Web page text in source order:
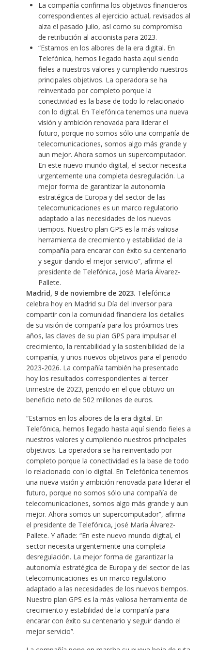
La compañía confirma los objetivos financieros
correspondientes al ejercicio actual, revisados al
alza el pasado julio, así como su compromiso
de retribución al accionista para 2023.
“Estamos en los albores de la era digital. En
Telefónica, hemos llegado hasta aquí siendo
fieles a nuestros valores y cumpliendo nuestros
principales objetivos. La operadora se ha
reinventado por completo porque la
conectividad es la base de todo lo relacionado
con lo digital. En Telefónica tenemos una nueva
visión y ambición renovada para liderar el
futuro, porque no somos sólo una compañía de
telecomunicaciones, somos algo más grande y
aun mejor. Ahora somos un supercomputador.
En este nuevo mundo digital, el sector necesita
urgentemente una completa desregulación. La
mejor forma de garantizar la autonomía
estratégica de Europa y del sector de las
telecomunicaciones es un marco regulatorio
adaptado a las necesidades de los nuevos
tiempos. Nuestro plan GPS es la más valiosa
herramienta de crecimiento y estabilidad de la
compañía para encarar con éxito su centenario
y seguir dando el mejor servicio”, afirma el
presidente de Telefónica, José María Álvarez-
Pallete.
Madrid, 9 de noviembre de 2023. Telefónica
celebra hoy en Madrid su Día del Inversor para
compartir con la comunidad financiera los detalles
de su visión de compañía para los próximos tres
años, las claves de su plan GPS para impulsar el
crecimiento, la rentabilidad y la sostenibilidad de la
compañía, y unos nuevos objetivos para el periodo
2023-2026. La compañía también ha presentado
hoy los resultados correspondientes al tercer
trimestre de 2023, periodo en el que obtuvo un
beneficio neto de 502 millones de euros.
“Estamos en los albores de la era digital. En
Telefónica, hemos llegado hasta aquí siendo fieles a
nuestros valores y cumpliendo nuestros principales
objetivos. La operadora se ha reinventado por
completo porque la conectividad es la base de todo
lo relacionado con lo digital. En Telefónica tenemos
una nueva visión y ambición renovada para liderar el
futuro, porque no somos sólo una compañía de
telecomunicaciones, somos algo más grande y aun
mejor. Ahora somos un supercomputador”, afirma
el presidente de Telefónica, José María Álvarez-
Pallete. Y añade: “En este nuevo mundo digital, el
sector necesita urgentemente una completa
desregulación. La mejor forma de garantizar la
autonomía estratégica de Europa y del sector de las
telecomunicaciones es un marco regulatorio
adaptado a las necesidades de los nuevos tiempos.
Nuestro plan GPS es la más valiosa herramienta de
crecimiento y estabilidad de la compañía para
encarar con éxito su centenario y seguir dando el
mejor servicio”.